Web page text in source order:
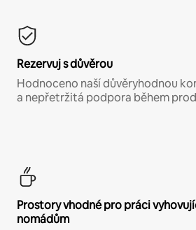
Rezervuj s důvěrou
Hodnoceno naší důvěryhodnou
a nepřetržitá podpora během
Prostory vhodné pro práci
nomádům